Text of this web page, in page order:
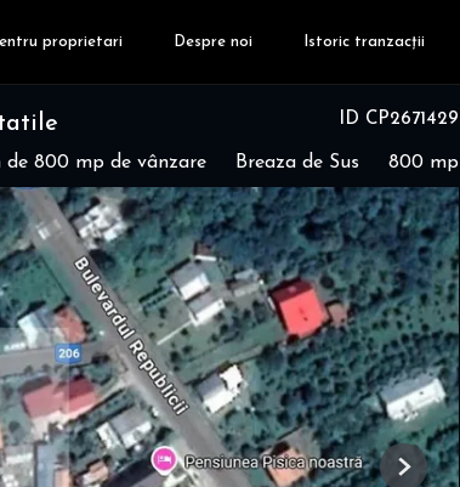
proprietari Despre noi Istoric tranzacții
ID CP2671429
de 800 mp de vânzare Breaza de Sus 800 mp
Next